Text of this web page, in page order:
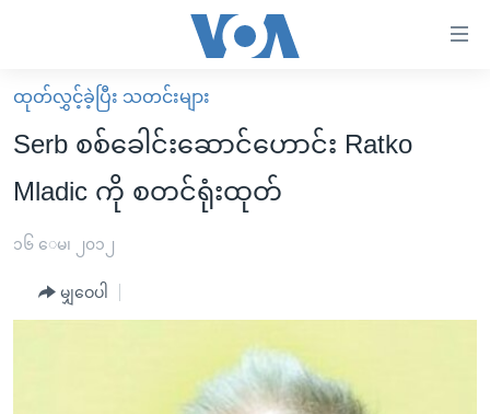
လွယ်ကူ
စေ
သည့်
များ
အကြောင်းအရာ
မူလစာမျက်နှာ
မြန်မာ
ကမ္ဘာ့သတင်းများ
ဗွီဒီယို
ရပ်ဝန်းတခု လမ်းတခု အလွန်
ထုတ်လွှင့်ခဲ့ပြီး သတင်းများ
Serb စစ်ခေါင်းဆောင်ဟောင်း Ratko
Mladic ကို စတင်ရုံးထုတ်
၁၆ ေမ၊ ၂၀၁၂
မျှဝေပါ